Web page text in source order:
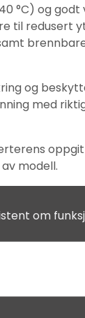
°C) og
til redusert
og
med
modell.
om